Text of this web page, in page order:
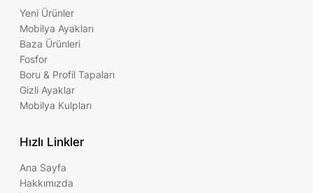
Yeni Ürünler
Mobilya Ayakları
Baza Ürünleri
Fosfor
Boru & Profil Tapaları
Gizli Ayaklar
Mobilya Kulpları
Hızlı Linkler
Ana Sayfa
Hakkımızda